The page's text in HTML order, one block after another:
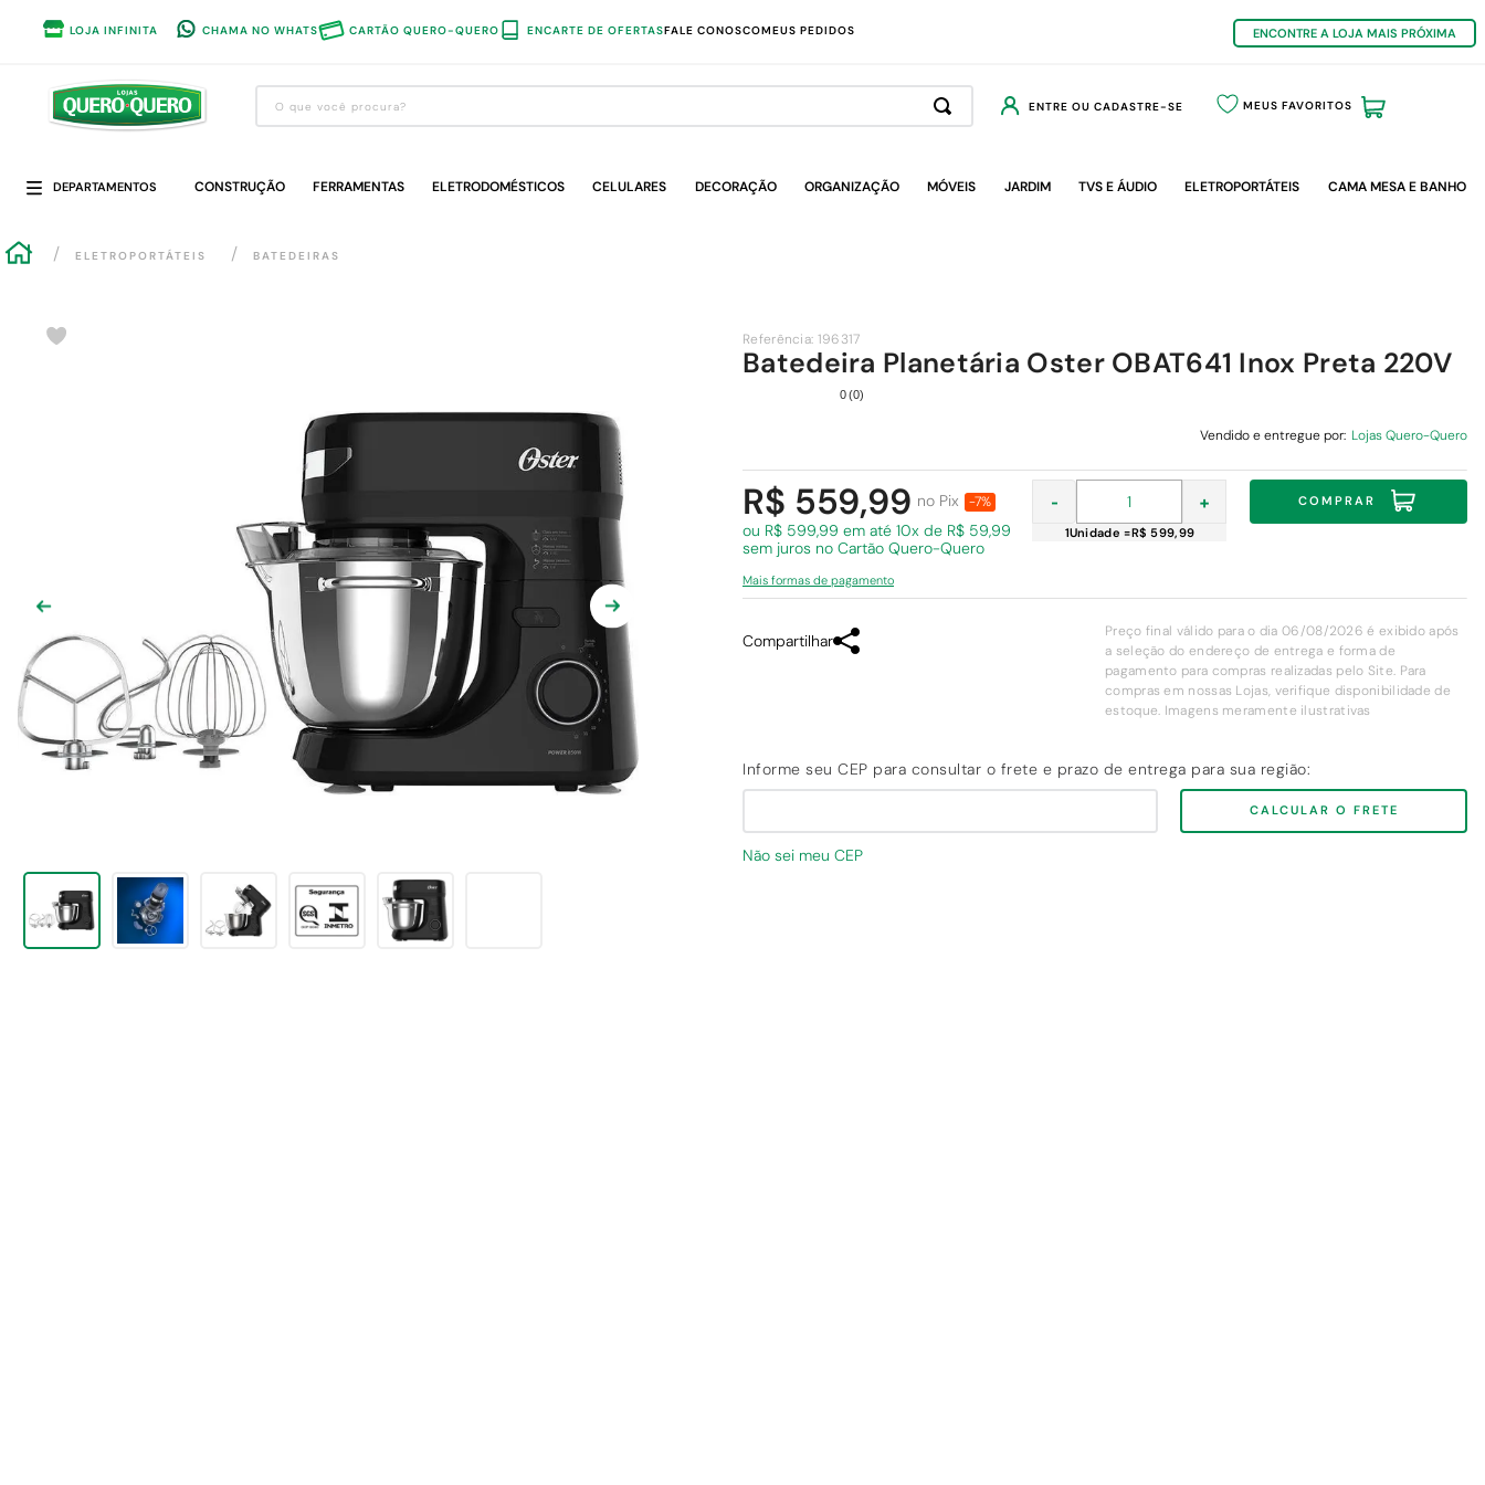
LOJA INFINITA CHAMA NO WHATS CARTÃO QUERO-QUERO ENCARTE DE OFERTASFALE CONOSCOMEUS PEDIDOS ENCONTRE A LOJA MAIS PRÓXIMA
O que você procura?
ENTRE OU CADASTRE-SE MEUS FAVORITOS
DEPARTAMENTOS CONSTRUÇÃO FERRAMENTAS ELETRODOMÉSTICOS CELULARES DECORAÇÃO ORGANIZAÇÃO MÓVEIS JARDIM TVS E ÁUDIO ELETROPORTÁTEIS CAMA MESA E BANHO
ELETROPORTÁTEIS BATEDEIRAS
Referência: 196317
Batedeira Planetária Oster OBAT641 Inox Preta 220V
0(0)
Vendido e entregue por: Lojas Quero-Quero
R$ 559,99 no Pix -7%
ou R$ 599,99 em até 10x de R$ 59,99
sem juros no Cartão Quero-Quero
Mais formas de pagamento
+
-
1Unidade =R$ 599,99
COMPRAR
Compartilhar
Preço final válido para o dia 06/08/2026 é exibido após
a seleção do endereço de entrega e forma de
pagamento para compras realizadas pelo Site. Para
compras em nossas Lojas, verifique disponibilidade de
estoque. Imagens meramente ilustrativas
Não sei meu CEP
CALCULAR O FRETE
1º
guarda roupa
3º piso cerâmica
forro pvc
porta
chuveiro
10º comoda